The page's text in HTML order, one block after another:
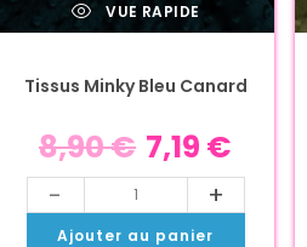
VUE RAPIDE
Tissus Minky Bleu Canard
8,90€ 7,19 €
- +
Ajouter au panier